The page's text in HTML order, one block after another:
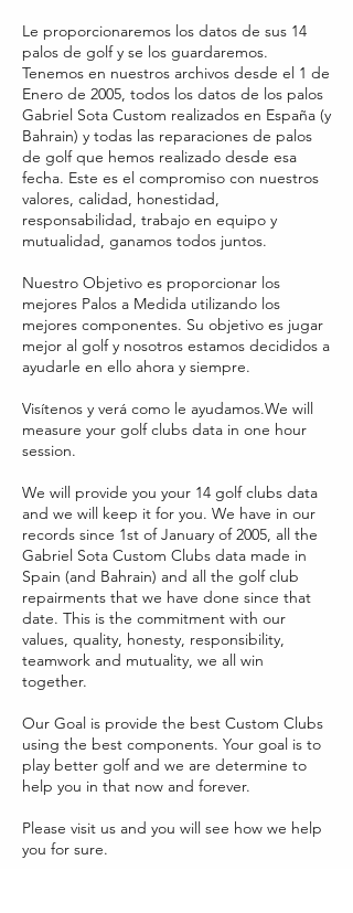
Le proporcionaremos los datos de sus 14
palos de golf y se los guardaremos.
Tenemos en nuestros archivos desde el 1 de
Enero de 2005, todos los datos de los palos
Gabriel Sota Custom realizados en España (y
Bahrain) y todas las reparaciones de palos
de golf que hemos realizado desde esa
fecha. Este es el compromiso con nuestros
valores, calidad, honestidad,
responsabilidad, trabajo en equipo y
mutualidad, ganamos todos juntos.
Nuestro Objetivo es proporcionar los
mejores Palos a Medida utilizando los
mejores componentes. Su objetivo es jugar
mejor al golf y nosotros estamos decididos a
ayudarle en ello ahora y siempre.
Visítenos y verá como le ayudamos.We will
measure your golf clubs data in one hour
session.
We will provide you your 14 golf clubs data
and we will keep it for you. We have in our
records since 1st of January of 2005, all the
Gabriel Sota Custom Clubs data made in
Spain (and Bahrain) and all the golf club
repairments that we have done since that
date. This is the commitment with our
values, quality, honesty, responsibility,
teamwork and mutuality, we all win
together.
Our Goal is provide the best Custom Clubs
using the best components. Your goal is to
play better golf and we are determine to
help you in that now and forever.
Please visit us and you will see how we help
you for sure.